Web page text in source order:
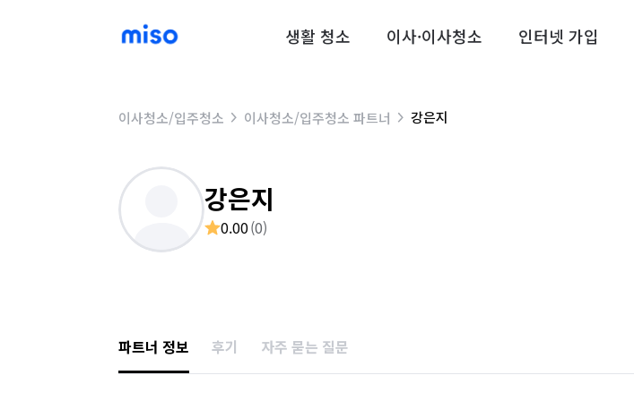
생활 청소 이사·이사청소 인터넷 가입
이사청소/입주청소 이사청소/입주청소 파트너 강은지
강은지
0.00(0)
파트너 정보 후기 자주 묻는 질문